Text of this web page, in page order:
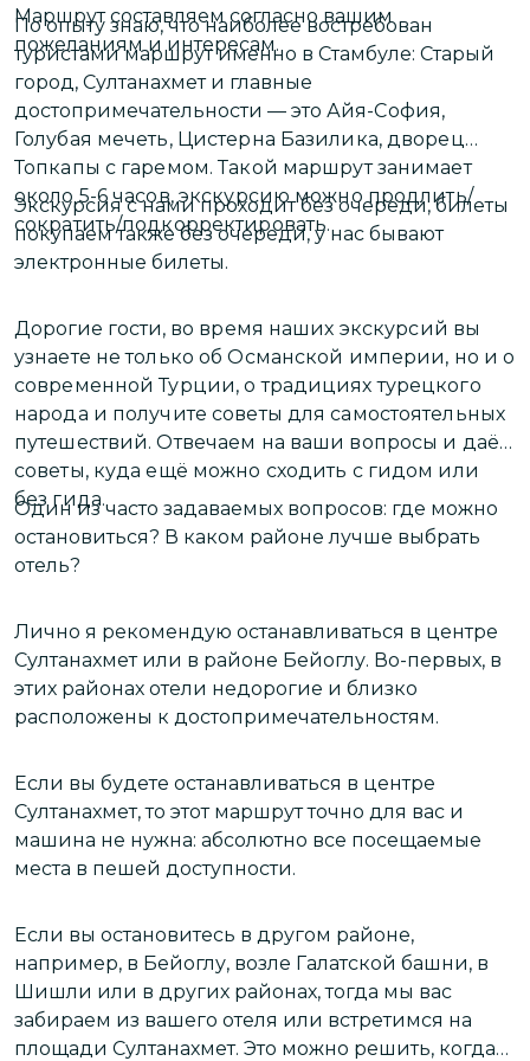
Маршрут составляем согласно вашим
пожеланиям и интересам.
По опыту знаю, что наиболее востребован
туристами маршрут именно в Стамбуле: Старый
город, Султанахмет и главные
достопримечательности — это Айя-София,
Голубая мечеть, Цистерна Базилика, дворец
Топкапы с гаремом. Такой маршрут занимает
около 5-6 часов, экскурсию можно продлить/
сократить/подкорректировать.
Экскурсия с нами проходит без очереди, билеты
покупаем также без очереди, у нас бывают
электронные билеты.
Дорогие гости, во время наших экскурсий вы
узнаете не только об Османской империи, но и о
современной Турции, о традициях турецкого
народа и получите советы для самостоятельных
путешествий. Отвечаем на ваши вопросы и даём
советы, куда ещё можно сходить с гидом или
без гида.
Один из часто задаваемых вопросов: где можно
остановиться? В каком районе лучше выбрать
отель?
Лично я рекомендую останавливаться в центре
Султанахмет или в районе Бейоглу. Во-первых, в
этих районах отели недорогие и близко
расположены к достопримечательностям.
Если вы будете останавливаться в центре
Султанахмет, то этот маршрут точно для вас и
машина не нужна: абсолютно все посещаемые
места в пешей доступности.
Если вы остановитесь в другом районе,
например, в Бейоглу, возле Галатской башни, в
Шишли или в других районах, тогда мы вас
забираем из вашего отеля или встретимся на
площади Султанахмет. Это можно решить, когда